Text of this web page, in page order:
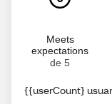
Meets
expectations
de 5
{{userCount}